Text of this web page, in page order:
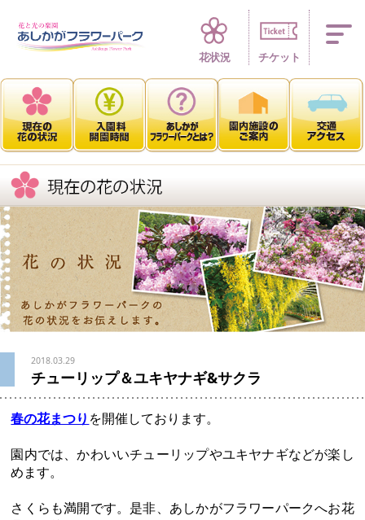
四季折々 花の
花状況 チケット
2018.03.29
チューリップ＆ユキヤナギ&サクラ
春の花まつり を開催しております。
園内では、かわいいチューリップやユキヤナギなどが楽し
めます。
さくらも満開です。是非、あしかがフラワーパークへお花